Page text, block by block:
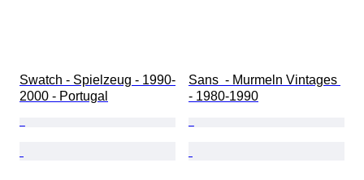
Swatch - Spielzeug - 1990-
2000 - Portugal
Sans  - Murmeln Vintages
- 1980-1990